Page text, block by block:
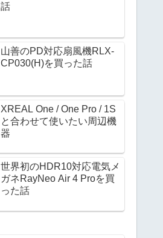
話
山善のPD対応扇風機RLX-
CP030(H)を買った話
XREAL One / One Pro / 1S
と合わせて使いたい周辺機
器
世界初のHDR10対応電気メ
ガネRayNeo Air 4 Proを買
った話